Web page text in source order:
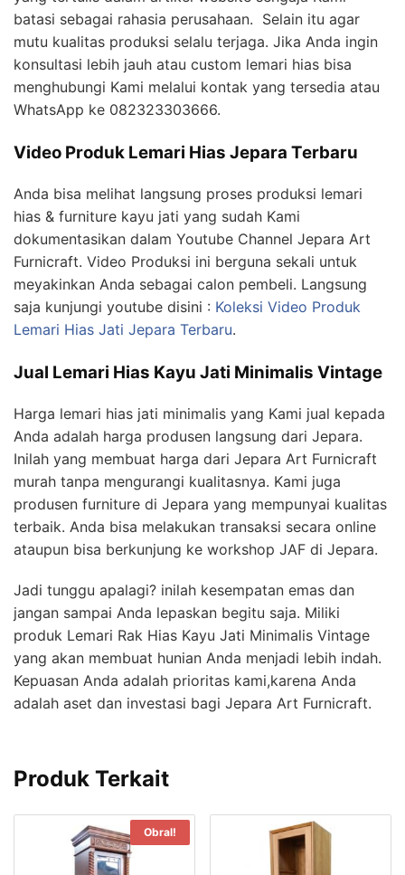
batasi sebagai rahasia perusahaan. Selain itu agar
mutu kualitas produksi selalu terjaga. Jika Anda ingin
konsultasi lebih jauh atau custom lemari hias bisa
menghubungi Kami melalui kontak yang tersedia atau
WhatsApp ke 082323303666.
Video Produk Lemari Hias Jepara Terbaru
Anda bisa melihat langsung proses produksi lemari
hias & furniture kayu jati yang sudah Kami
dokumentasikan dalam Youtube Channel Jepara Art
Furnicraft. Video Produksi ini berguna sekali untuk
meyakinkan Anda sebagai calon pembeli. Langsung
saja kunjungi youtube disini : Koleksi Video Produk
Lemari Hias Jati Jepara Terbaru.
Jual Lemari Hias Kayu Jati Minimalis Vintage
Harga lemari hias jati minimalis yang Kami jual kepada
Anda adalah harga produsen langsung dari Jepara.
Inilah yang membuat harga dari Jepara Art Furnicraft
murah tanpa mengurangi kualitasnya. Kami juga
produsen furniture di Jepara yang mempunyai kualitas
terbaik. Anda bisa melakukan transaksi secara online
ataupun bisa berkunjung ke workshop JAF di Jepara.
Jadi tunggu apalagi? inilah kesempatan emas dan
jangan sampai Anda lepaskan begitu saja. Miliki
produk Lemari Rak Hias Kayu Jati Minimalis Vintage
yang akan membuat hunian Anda menjadi lebih indah.
Kepuasan Anda adalah prioritas kami,karena Anda
adalah aset dan investasi bagi Jepara Art Furnicraft.
Produk Terkait
Obral!